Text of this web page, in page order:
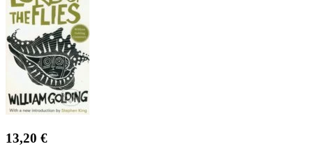
13,20 €